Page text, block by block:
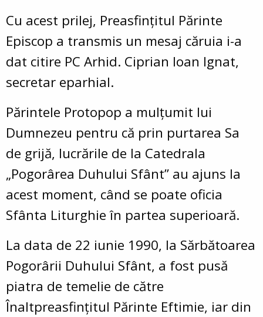
Cu acest prilej, Preasfinţitul Părinte
Episcop a transmis un mesaj căruia i-a
dat citire PC Arhid. Ciprian Ioan Ignat,
secretar eparhial.
Părintele Protopop a mulţumit lui
Dumnezeu pentru că prin purtarea Sa
de grijă, lucrările de la Catedrala
„Pogorârea Duhului Sfânt” au ajuns la
acest moment, când se poate oficia
Sfânta Liturghie în partea superioară.
La data de 22 iunie 1990, la Sărbătoarea
Pogorârii Duhului Sfânt, a fost pusă
piatra de temelie de către
Înaltpreasfinţitul Părinte Eftimie, iar din